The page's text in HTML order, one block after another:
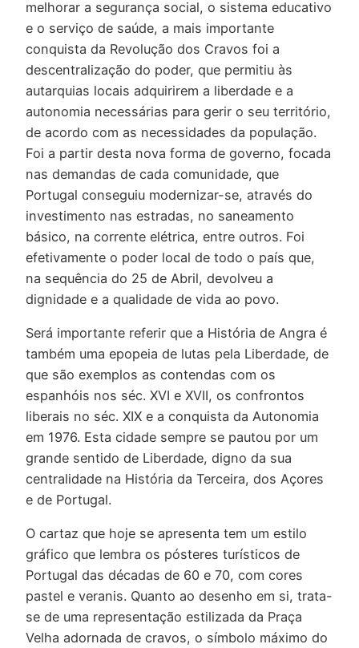
melhorar a segurança social, o sistema educativo
e o serviço de saúde, a mais importante
conquista da Revolução dos Cravos foi a
descentralização do poder, que permitiu às
autarquias locais adquirirem a liberdade e a
autonomia necessárias para gerir o seu território,
de acordo com as necessidades da população.
Foi a partir desta nova forma de governo, focada
nas demandas de cada comunidade, que
Portugal conseguiu modernizar-se, através do
investimento nas estradas, no saneamento
básico, na corrente elétrica, entre outros. Foi
efetivamente o poder local de todo o país que,
na sequência do 25 de Abril, devolveu a
dignidade e a qualidade de vida ao povo.
Será importante referir que a História de Angra é
também uma epopeia de lutas pela Liberdade, de
que são exemplos as contendas com os
espanhóis nos séc. XVI e XVII, os confrontos
liberais no séc. XIX e a conquista da Autonomia
em 1976. Esta cidade sempre se pautou por um
grande sentido de Liberdade, digno da sua
centralidade na História da Terceira, dos Açores
e de Portugal.
O cartaz que hoje se apresenta tem um estilo
gráfico que lembra os pósteres turísticos de
Portugal das décadas de 60 e 70, com cores
pastel e veranis. Quanto ao desenho em si, trata-
se de uma representação estilizada da Praça
Velha adornada de cravos, o símbolo máximo do